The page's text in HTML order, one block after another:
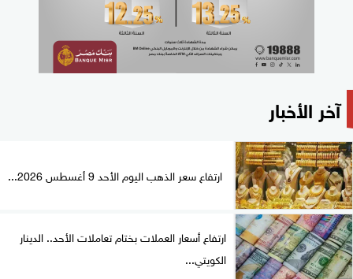
آخر الأخبار
ارتفاع سعر الذهب اليوم الأحد 9 أغسطس 2026...
ارتفاع أسعار العملات بختام تعاملات الأحد.. الدينار
الكويتي...